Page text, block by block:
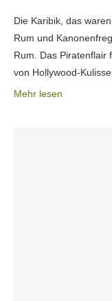
Die Karibik, das
Rum und
Rum. Das Piratenflair
von Hollywood-
Mehr lesen